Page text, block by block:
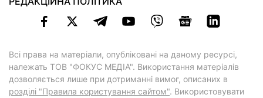
Всі права на матеріали, опубліковані на даному ресурсі,
належать ТОВ "ФОКУС МЕДІА". Використання матеріалів
дозволяється лише при дотриманні вимог, описаних в
розділі "Правила користування сайтом". Використовувати